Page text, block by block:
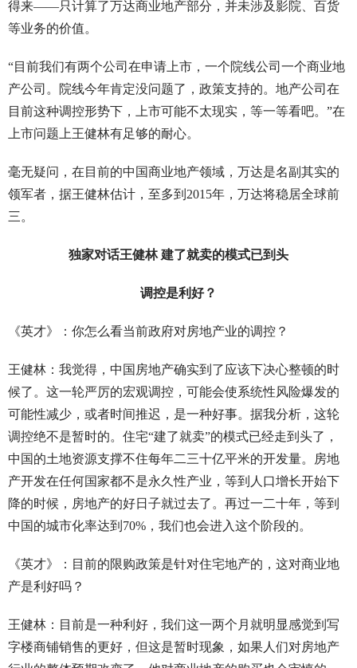
得来——只计算了万达商业地产部分，并未涉及影院、百货
等业务的价值。
“目前我们有两个公司在申请上市，一个院线公司一个商业地
产公司。院线今年肯定没问题了，政策支持的。地产公司在
目前这种调控形势下，上市可能不太现实，等一等看吧。”在
上市问题上王健林有足够的耐心。
毫无疑问，在目前的中国商业地产领域，万达是名副其实的
领军者，据王健林估计，至多到2015年，万达将稳居全球前
三。
独家对话王健林 建了就卖的模式已到头
调控是利好？
《英才》：你怎么看当前政府对房地产业的调控？
王健林：我觉得，中国房地产确实到了应该下决心整顿的时
候了。这一轮严厉的宏观调控，可能会使系统性风险爆发的
可能性减少，或者时间推迟，是一种好事。据我分析，这轮
调控绝不是暂时的。住宅“建了就卖”的模式已经走到头了，
中国的土地资源支撑不住每年二三十亿平米的开发量。房地
产开发在任何国家都不是永久性产业，等到人口增长开始下
降的时候，房地产的好日子就过去了。再过一二十年，等到
中国的城市化率达到70%，我们也会进入这个阶段的。
《英才》：目前的限购政策是针对住宅地产的，这对商业地
产是利好吗？
王健林：目前是一种利好，我们这一两个月就明显感觉到写
字楼商铺销售的更好，但这是暂时现象，如果人们对房地产